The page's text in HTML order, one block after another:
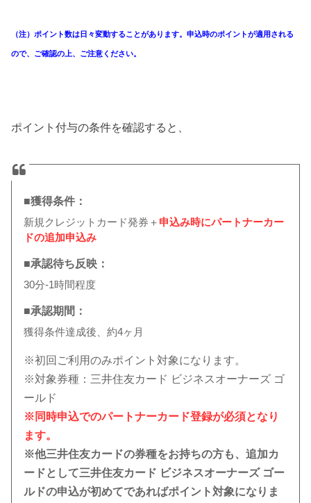
（注）ポイント数は日々変動することがあります。申込時のポイントが適用される
ので、ご確認の上、ご注意ください。
ポイント付与の条件を確認すると、
■獲得条件：
新規クレジットカード発券＋ 申込み時にパートナーカー
ドの追加申込み
■承認待ち反映：
30分-1時間程度
■承認期間：
獲得条件達成後、約4ヶ月
※初回ご利用のみポイント対象になります。
※対象券種：三井住友カード ビジネスオーナーズ ゴ
ールド
※同時申込でのパートナーカード登録が必須となり
ます。
※他三井住友カードの券種をお持ちの方も、追加カ
ードとして三井住友カード ビジネスオーナーズ ゴー
ルドの申込が初めてであればポイント対象になりま